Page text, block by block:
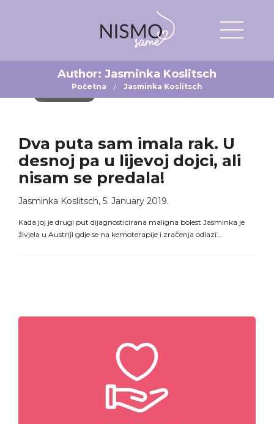
Author: Jasminka Koslitsch
Početna Jasminka Koslitsch
Dva puta sam imala rak. U
desnoj pa u lijevoj dojci, ali
nisam se predala!
Jasminka Koslitsch, 5. January 2019.
Kada joj je drugi put dijagnosticirana maligna bolest Jasminka je
živjela u Austriji gdje se na kemoterapije i zračenja odlazi...